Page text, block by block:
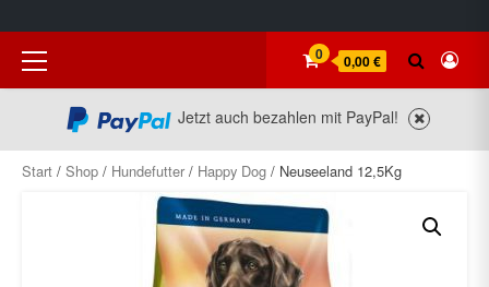
Primäres
Menü
0 0,00 €
Jetzt auch bezahlen mit PayPal!
Start / Shop / Hundefutter / Happy Dog / Neuseeland 12,5Kg